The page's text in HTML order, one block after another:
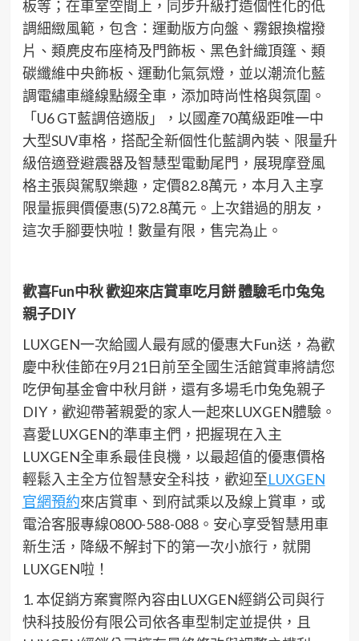
板等；在車室空間上，同步升級打造個性化的低
調細緻風範，包含：運動版方向盤、霧銀換檔撥
片、類麂皮布座椅及門飾板、黑色針織頂篷、類
碳纖維中央飾板、運動化氣氛燈， 並以潮流化藍
調電繡車縫線點綴全車，添加時尚性格與氛圍。
「U6 GT藍調倍適版」，以國產70萬級距唯一中
大型SUV車格，搭配全新個性化藍調內裝、 限量升
級倍適登避震器及智慧型電動尾門 ，展現摩登風
格主張與駕馭樂趣，定價82.8萬元，本月入主享
限量振興價優惠(5)72.8萬元。 上次錯過的朋友，
這次手腳要快啦！數量有限，售完為止。
歡喜Fun中秋歡迎來店賞車吃月餅 體驗毛巾兔兔
親子DIY
LUXGEN一次給國人最有感的優惠大Fun送， 為歡
慶中秋佳節在9月21日前至全國生活館賞車將請您
吃伊甸基金會中秋月餅，還有多場毛巾兔兔親子
DIY，歡迎帶著親愛的家人一起來LUXGEN體驗 。
喜愛LUXGEN的準車主們， 把握現在入主
LUXGEN全車系最佳良機， 以最超值的優惠價格
輕鬆入主全方位智慧安全科技 ，歡迎至LUXGEN
官網預約來店賞車、到府試乘以及線上賞車，或
電洽客服專線0800-588-088。 安心享受智慧用車
新生活，降級不解封下的第一次小旅行，就開
LUXGEN啦 ！
1. 本促銷方案實際內容由LUXGEN經銷公司與行
快科技股份有限公司依各車型制定並提供，且